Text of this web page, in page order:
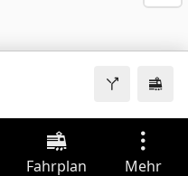
Fahrplan Mehr